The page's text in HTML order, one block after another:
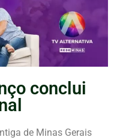
conclui
de Minas Gerais